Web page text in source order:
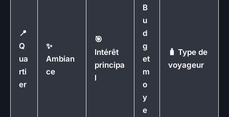
📍
Q
ua
rti
er
✨
Ambian
ce
🎯
Intérêt
principa
l
B
u
d
g
et
m
o
y
e
🧳 Type de
voyageur